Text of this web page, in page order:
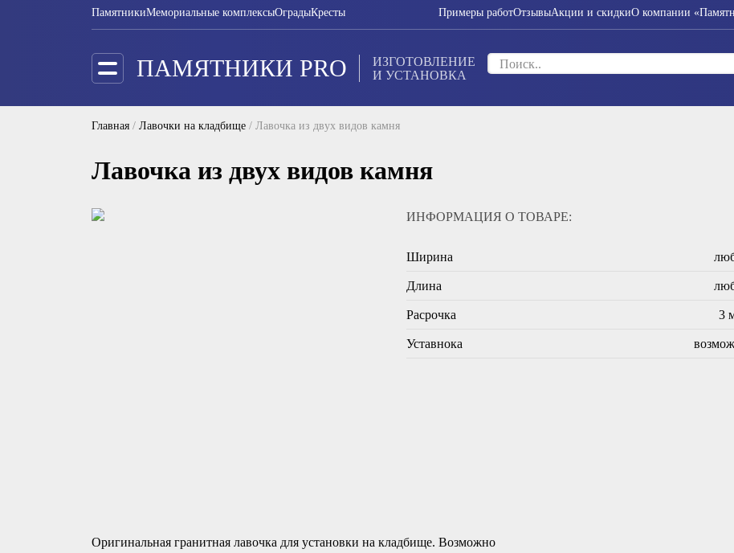
ПамятникиМемориальные комплексыОградыКресты Примеры работОтзывыАкции и скидкиО компании
ПАМЯТНИКИ PRO
ИЗГОТОВЛЕНИЕ
И УСТАНОВКА
Главная / Лавочки на кладбище / Лавочка из двух видов камня
Лавочка из двух видов камня
ИНФОРМАЦИЯ О ТОВАРЕ:
Ширина
Длина
Расрочка 3
Уставнока
Оригинальная гранитная лавочка для установки на кладбище. Возможно